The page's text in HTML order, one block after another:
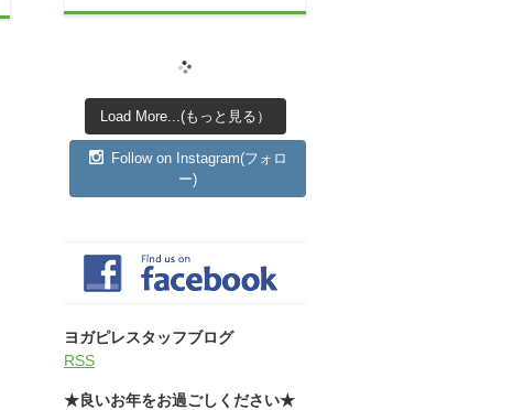
Load More...(もっと見る）
Follow on Instagram(フォロ
ー)
ヨガピレスタッフブログ
RSS
★良いお年をお過ごしください★